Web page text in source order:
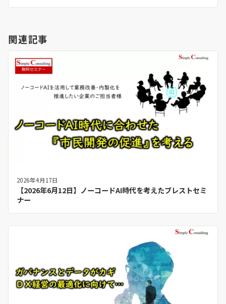
関連記事
2026年4月17日
【2026年6月12日】ノーコードAI時代を考えたブレストセミ
ナー